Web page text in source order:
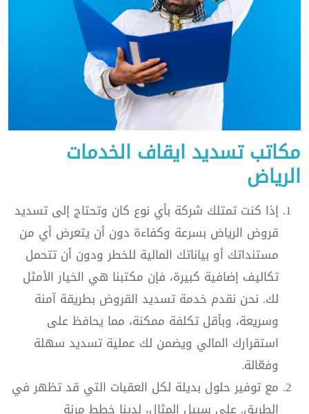
مكاتب تسديد ايقاف الخدمات
الرياض
إذا كنت تمتلك شركة بأي نوع كان وتحتاج إلى تسديد
قروض الرياض بسرعة وكفاءة دون أن يتعرض أي من
مستنداتك أو بياناتك المالية للخطر ودون أن تتحمل
تكاليف إضافية كبيرة، فإن مكتبنا هي الخيار الأمثل
لك. نحن نقدم خدمة تسديد القروض بطريقة آمنة
وسريعة، وبأقل تكلفة ممكنة، مما يحافظ على
استقرارك المالي ويضمن لك عملية تسديد سهلة
وفعّالة.
مع توفير حلول بديلة لكل العقبات التي قد تظهر في
الطريق. على سبيل المثال، لدينا خطط مرنة